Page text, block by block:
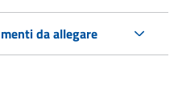
da allegare